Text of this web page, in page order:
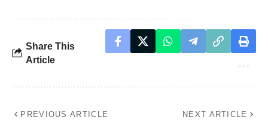
Share This
Article
PREVIOUS ARTICLE NEXT ARTICLE